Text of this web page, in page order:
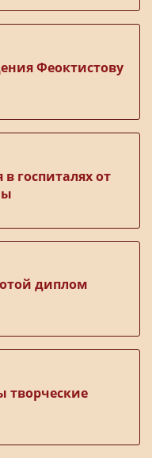
Феоктистову
госпиталях от
диплом
творческие